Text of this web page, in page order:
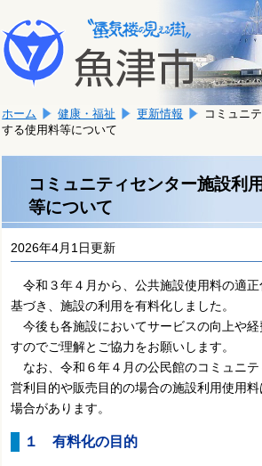
文
へ
移
ま
す。
こ
か
文
で
す。
ホーム 健康・福祉 更新情報
コミュニ
する使用料等について
コミュニティセンター施設利
等について
2026年4月1日更新
令和３年４月から、公共施設使用料の適正
基づき、施設の利用を有料化しました。
今後も各施設においてサービスの向上や経
すのでご理解とご協力をお願いします。
なお、令和６年４月の公民館のコミュニテ
営利目的や販売目的の場合の施設利用使用料
場合があります。
１ 有料化の目的